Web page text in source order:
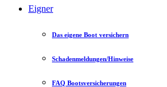
Eigner
Das eigene Boot versichern
Schadenmeldungen/Hinweise
FAQ Bootsversicherungen